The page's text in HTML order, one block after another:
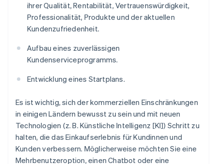
ihrer Qualität, Rentabilität, Vertrauenswürdigkeit,
Professionalität, Produkte und der aktuellen
Kundenzufriedenheit.
Aufbau eines zuverlässigen
Kundenserviceprogramms.
Entwicklung eines Startplans.
Es ist wichtig, sich der kommerziellen Einschränkungen
in einigen Ländern bewusst zu sein und mit neuen
Technologien (z. B. Künstliche Intelligenz [KI]) Schritt zu
halten, die das Einkaufserlebnis für Kundinnen und
Kunden verbessern. Möglicherweise möchten Sie eine
Mehrbenutzeroption, einen Chatbot oder eine